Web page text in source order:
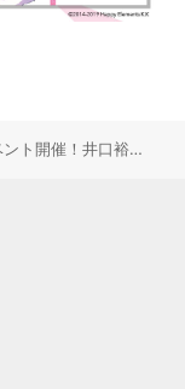
自身初のオンラインイベント開催！井口裕香 バースデーパーティー・オンライン 2021 〜おうちじかん〜 7月11日開催！